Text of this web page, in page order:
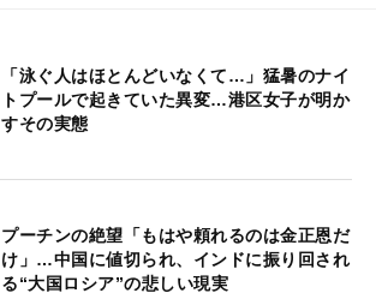
「泳ぐ人はほとんどいなくて…」猛暑のナイ
トプールで起きていた異変…港区女子が明か
すその実態
プーチンの絶望「もはや頼れるのは金正恩だ
け」…中国に値切られ、インドに振り回され
る“大国ロシア”の悲しい現実